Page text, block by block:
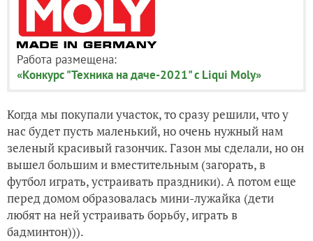
Работа размещена:
«Конкурс "Техника на даче-2021" с Liqui Moly»
Когда мы покупали участок, то сразу решили, что у
нас будет пусть маленький, но очень нужный нам
зеленый красивый газончик. Газон мы сделали, но он
вышел большим и вместительным (загорать, в
футбол играть, устраивать праздники). А потом еще
перед домом образовалась мини-лужайка (дети
любят на ней устраивать борьбу, играть в
бадминтон))).